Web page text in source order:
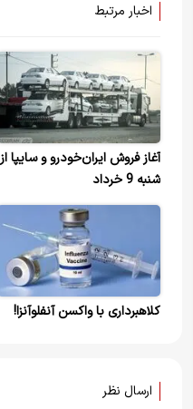
اخبار مرتبط
آغاز فروش ایران‌خودرو و سایپا از
شنبه 9 خرداد
کلاهبرداری با واکسن آنفلوآنزا!
ارسال نظر